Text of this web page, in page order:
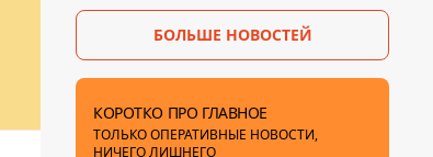
получили подозрения за
фейковые отчеты
БОЛЬШЕ НОВОСТЕЙ
КОРОТКО ПРО ГЛАВНОЕ
ТОЛЬКО ОПЕРАТИВНЫЕ НОВОСТИ,
НИЧЕГО ЛИШНЕГО